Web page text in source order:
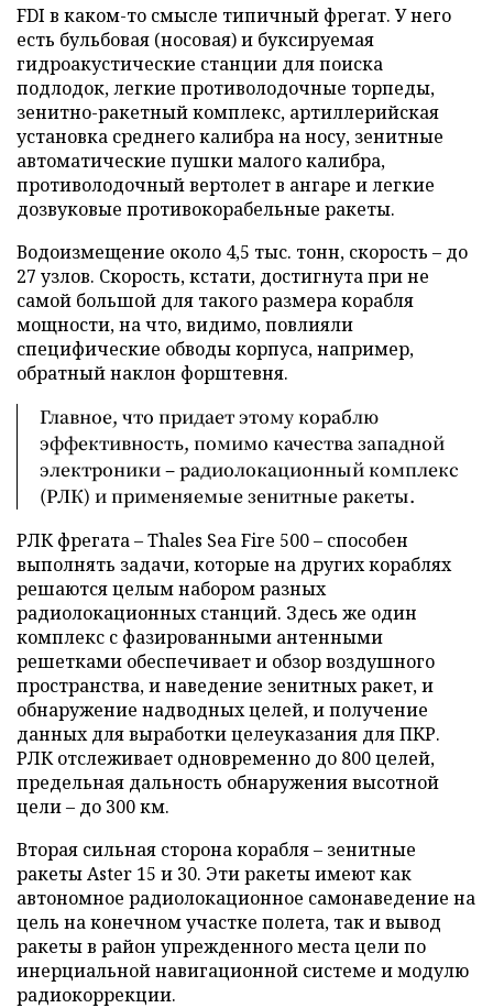
FDI в каком-то смысле типичный фрегат. У него
есть бульбовая (носовая) и буксируемая
гидроакустические станции для поиска
подлодок, легкие противолодочные торпеды,
зенитно-ракетный комплекс, артиллерийская
установка среднего калибра на носу, зенитные
автоматические пушки малого калибра,
противолодочный вертолет в ангаре и легкие
дозвуковые противокорабельные ракеты.
Водоизмещение около 4,5 тыс. тонн, скорость – до
27 узлов. Скорость, кстати, достигнута при не
самой большой для такого размера корабля
мощности, на что, видимо, повлияли
специфические обводы корпуса, например,
обратный наклон форштевня.
Главное, что придает этому кораблю
эффективность, помимо качества западной
электроники – радиолокационный комплекс
(РЛК) и применяемые зенитные ракеты.
РЛК фрегата – Thales Sea Fire 500 – способен
выполнять задачи, которые на других кораблях
решаются целым набором разных
радиолокационных станций. Здесь же один
комплекс с фазированными антенными
решетками обеспечивает и обзор воздушного
пространства, и наведение зенитных ракет, и
обнаружение надводных целей, и получение
данных для выработки целеуказания для ПКР.
РЛК отслеживает одновременно до 800 целей,
предельная дальность обнаружения высотной
цели – до 300 км.
Вторая сильная сторона корабля – зенитные
ракеты Aster 15 и 30. Эти ракеты имеют как
автономное радиолокационное самонаведение на
цель на конечном участке полета, так и вывод
ракеты в район упрежденного места цели по
инерциальной навигационной системе и модулю
радиокоррекции.